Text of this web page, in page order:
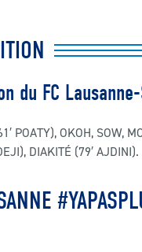
du FC
POATY), OKOH, SOW,
DIAKITÉ (79′ AJDINI).